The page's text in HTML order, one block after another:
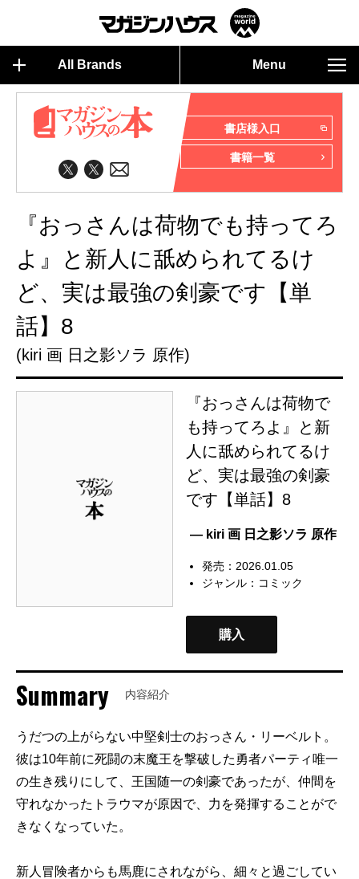
All Brands Menu
書店様入口
書籍一覧
『おっさんは荷物でも持ってろ
よ』と新人に舐められてるけ
ど、実は最強の剣豪です【単
話】8
(kiri 画 日之影ソラ 原作)
『おっさんは荷物で
も持ってろよ』と新
人に舐められてるけ
ど、実は最強の剣豪
です【単話】8
— kiri 画 日之影ソラ 原作
発売：2026.01.05
ジャンル： コミック
購入
Summary 内容紹介
うだつの上がらない中堅剣士のおっさん・リーベルト。
彼は10年前に死闘の末魔王を撃破した勇者パーティ唯一
の生き残りにして、王国随一の剣豪であったが、仲間を
守れなかったトラウマが原因で、力を発揮することがで
きなくなっていた。
新人冒険者からも馬鹿にされながら、細々と過ごしてい